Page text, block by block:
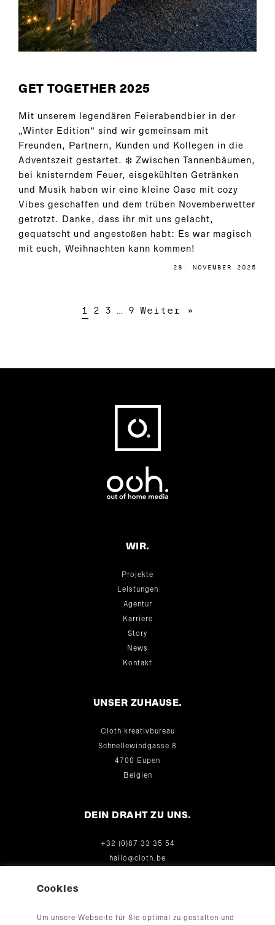
GET TOGETHER 2025
Mit unserem legendären Feierabendbier in der
„Winter Edition“ sind wir gemeinsam mit
Freunden, Partnern, Kunden und Kollegen in die
Adventszeit gestartet. ❄️ Zwischen Tannenbäumen,
bei knisterndem Feuer, eisgekühlten Getränken
und Musik haben wir eine kleine Oase mit cozy
Vibes geschaffen und dem trüben Novemberwetter
getrotzt. Danke, dass ihr mit uns gelacht,
gequatscht und angestoßen habt: Es war magisch
mit euch, Weihnachten kann kommen!
28. NOVEMBER 2025
1 2 3 9 Weiter »
WIR.
Projekte
Leistungen
Agentur
Karriere
Story
News
Kontakt
UNSER ZUHAUSE.
Cloth kreativbureau
Schnellewindgasse 8
4700 Eupen
Belgien
DEIN DRAHT ZU UNS.
+32 (0)87 33 35 54
hallo@cloth.be
Cookies
Um unsere Webseite für Sie optimal zu gestalten und